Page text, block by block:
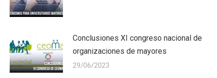
Conclusiones XI congreso nacional de
organizaciones de mayores
29/06/2023